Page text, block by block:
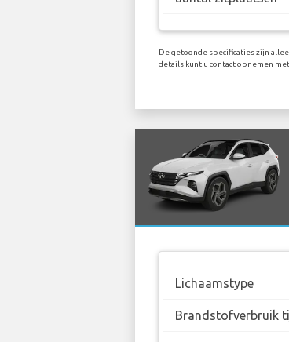
De getoonde specificaties zijn
details kunt u contact opnemen
Lichaamstype
Brandstofverbruik